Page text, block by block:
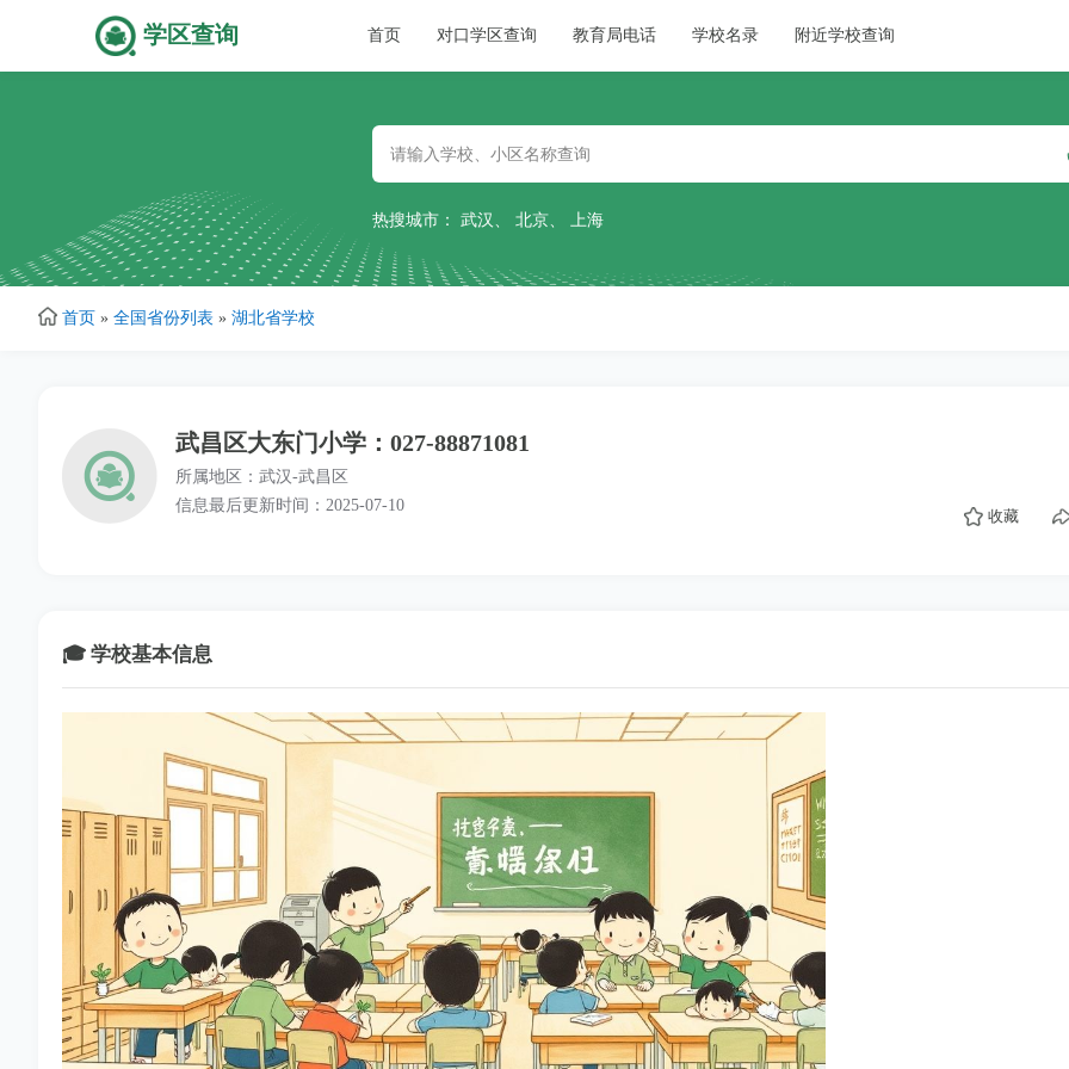
学区查询 主首页 对口学区查询 教育局电话 学校名录 附近学校查询
热搜城市： 武汉 、 北京、 上海
首页 » 全国省份列表 » 湖北省学校
武昌区大东门小学：027-88871081
所属地区：武汉-武昌区
信息最后更新时间：2025-07-10
收藏
🎓 学校基本信息